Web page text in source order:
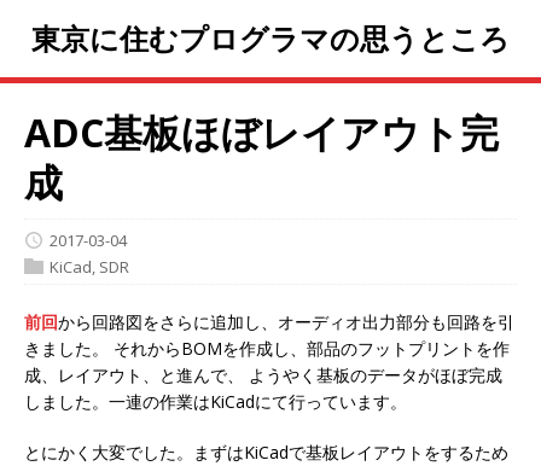
東京に住むプログラマの思うところ
ADC基板ほぼレイアウト完
成
2017-03-04
KiCad SDR
前回から回路図をさらに追加し、オーディオ出力部分も回路を引
きました。 それからBOMを作成し、部品のフットプリントを作
成、レイアウト、と進んで、 ようやく基板のデータがほぼ完成
しました。一連の作業はKiCadにて行っています。
とにかく大変でした。まずはKiCadで基板レイアウトをするため